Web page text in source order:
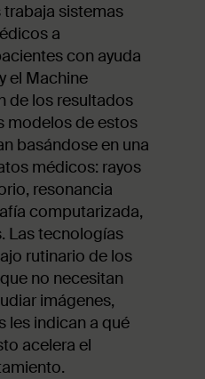
sistemas
a
con ayuda
el Machine
de los resultados
modelos de estos
basándose en una
médicos: rayos
resonancia
computarizada,
Las tecnologías
rutinario de los
no necesitan
imágenes,
les indican a qué
acelera el